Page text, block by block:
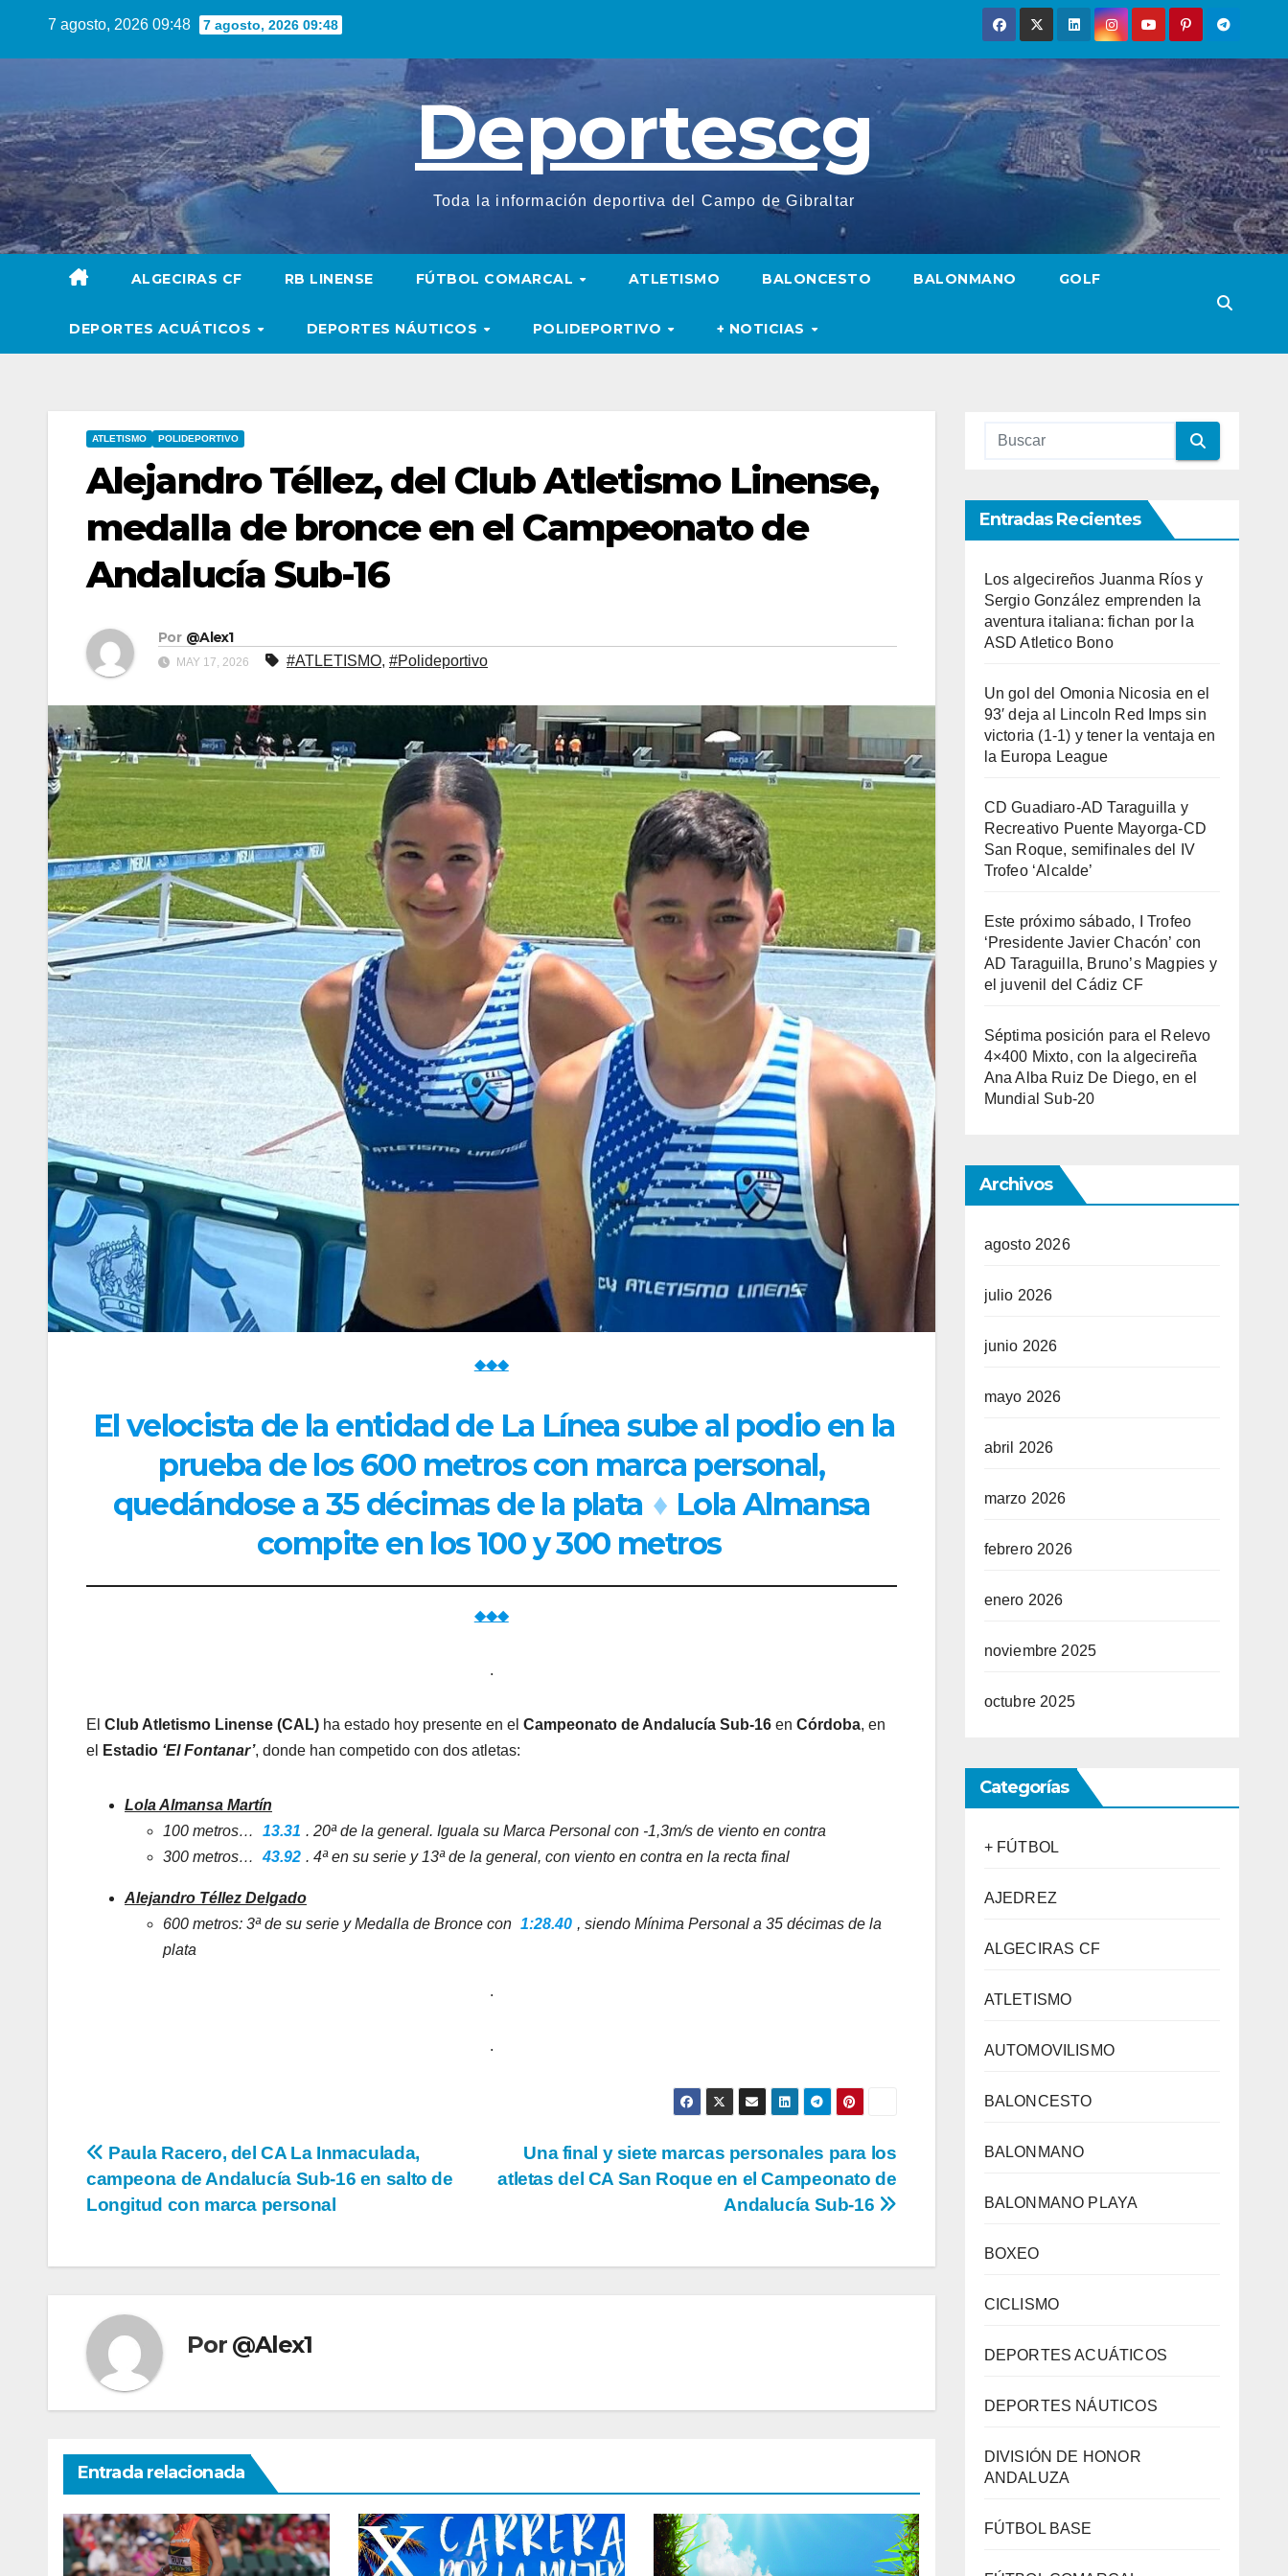
7 agosto, 2026 09:48 7 agosto, 2026 09:48
Deportescg
Toda la información deportiva del Campo de Gibraltar
ALGECIRAS CF RB LINENSE FÚTBOL COMARCAL ATLETISMO BALONCESTO BALONMANO GOLF
DEPORTES ACUÁTICOS DEPORTES NÁUTICOS POLIDEPORTIVO + NOTICIAS
ATLETISMO POLIDEPORTIVO
Alejandro Téllez, del Club Atletismo Linense,
medalla de bronce en el Campeonato de
Andalucía Sub-16
Por @Alex1
MAY 17, 2026 #ATLETISMO, #Polideportivo
◆◆◆
El velocista de la entidad de La Línea sube al podio en la
prueba de los 600 metros con marca personal,
quedándose a 35 décimas de la plata ♦ Lola Almansa
compite en los 100 y 300 metros
◆◆◆
.
El Club Atletismo Linense (CAL) ha estado hoy presente en el Campeonato de Andalucía Sub-16 en Córdoba, en
el
Estadio ‘El Fontanar’, donde han competido con dos atletas:
Lola Almansa Martín
100 metros…
13.31 . 20ª de la general. Iguala su Marca Personal con -1,3m/s de viento en contra
300 metros…
43.92 . 4ª en su serie y 13ª de la general, con viento en contra en la recta final
Alejandro Téllez Delgado
600 metros: 3ª de su serie y Medalla de Bronce con 1:28.40 , siendo Mínima Personal a 35 décimas de la
plata
.
.
Navegación
de
Una final y siete marcas personales para los
atletas del CA San Roque en el Campeonato de
Andalucía Sub-16
Paula Racero, del CA La Inmaculada,
campeona de Andalucía Sub-16 en salto de
Longitud con marca personal
Por @Alex1
Entrada relacionada
Entradas Recientes
Los algecireños Juanma Ríos y
Sergio González emprenden la
aventura italiana: fichan por la
ASD Atletico Bono
Un gol del Omonia Nicosia en el
93′ deja al Lincoln Red Imps sin
victoria (1-1) y tener la ventaja en
la Europa League
CD Guadiaro-AD Taraguilla y
Recreativo Puente Mayorga-CD
San Roque, semifinales del IV
Trofeo ‘Alcalde’
Este próximo sábado, I Trofeo
‘Presidente Javier Chacón’ con
AD Taraguilla, Bruno’s Magpies y
el juvenil del Cádiz CF
Séptima posición para el Relevo
4×400 Mixto, con la algecireña
Ana Alba Ruiz De Diego, en el
Mundial Sub-20
Archivos
agosto 2026
julio 2026
junio 2026
mayo 2026
abril 2026
marzo 2026
febrero 2026
enero 2026
noviembre 2025
octubre 2025
Categorías
+ FÚTBOL
AJEDREZ
ALGECIRAS CF
ATLETISMO
AUTOMOVILISMO
BALONCESTO
BALONMANO
BALONMANO PLAYA
BOXEO
CICLISMO
DEPORTES ACUÁTICOS
DEPORTES NÁUTICOS
DIVISIÓN DE HONOR
ANDALUZA
FÚTBOL BASE